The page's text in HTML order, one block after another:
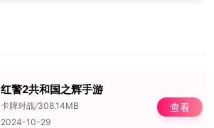
红警2共和国之辉手游
卡牌对战/308.14MB
2024-10-29
查看